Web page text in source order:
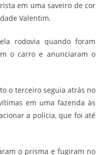
em uma saveiro de cor
Valentim.
rodovia quando foram
o carro e anunciaram o
o terceiro seguia atrás no
em uma fazenda às
a polícia, que foi até
o prisma e fugiram no